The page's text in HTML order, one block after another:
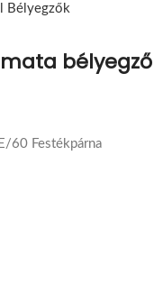
Bélyegzők
bélyegző
60 Festékpárna